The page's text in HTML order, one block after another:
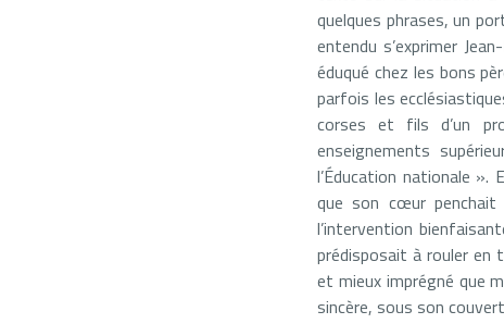
quelques phrases, un
entendu s’exprimer
éduqué chez les bons
parfois les
corses et fils d’un
enseignements
l’Éducation nationale ».
que son cœur
l’intervention
prédisposait à rouler en
et mieux imprégné que
sincère, sous son